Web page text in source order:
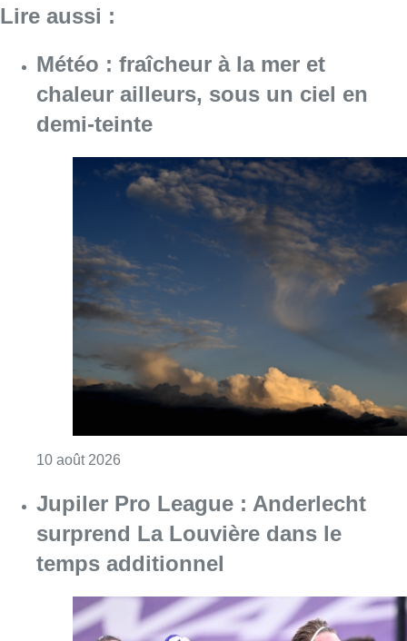
Lire aussi :
Météo : fraîcheur à la mer et
chaleur ailleurs, sous un ciel en
demi-teinte
10 août 2026
Jupiler Pro League : Anderlecht
surprend La Louvière dans le
temps additionnel